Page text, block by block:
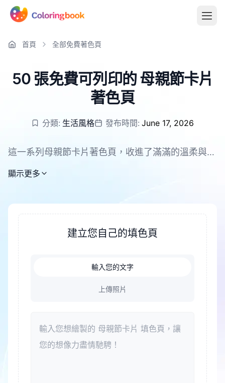
首頁 全部免費著色頁
50 張免費可列印的 母親節卡片
著色頁
分類: 生活風格 發布時間: June 17, 2026
這一系列母親節卡片著色頁，收進了滿滿的溫柔與驚
小禮物，還是想和孩子一起靜靜享受塗色時光，都很
到媽媽收到卡片時的笑容。你可以直接下載免費可列
印版本，選擇 PNG 或 PDF 格式，列印後就能開始
創作。現在就一起打開這份母親節卡片著色頁，讓每
一筆顏色都變成說不出口的感謝。
顯示更多
建立您自己的填色頁
輸入您的文字
上傳照片